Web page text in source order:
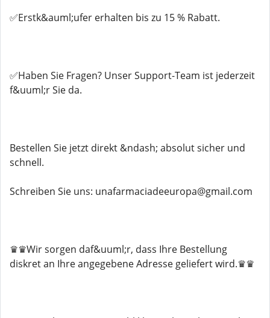
✅Erstk&auml;ufer erhalten bis zu 15 % Rabatt.
✅Haben Sie Fragen? Unser Support-Team ist jederzeit
f&uuml;r Sie da.
Bestellen Sie jetzt direkt &ndash; absolut sicher und
schnell.
Schreiben Sie uns: unafarmaciadeeuropa@gmail.com
♛♛Wir sorgen daf&uuml;r, dass Ihre Bestellung
diskret an Ihre angegebene Adresse geliefert wird.♛♛